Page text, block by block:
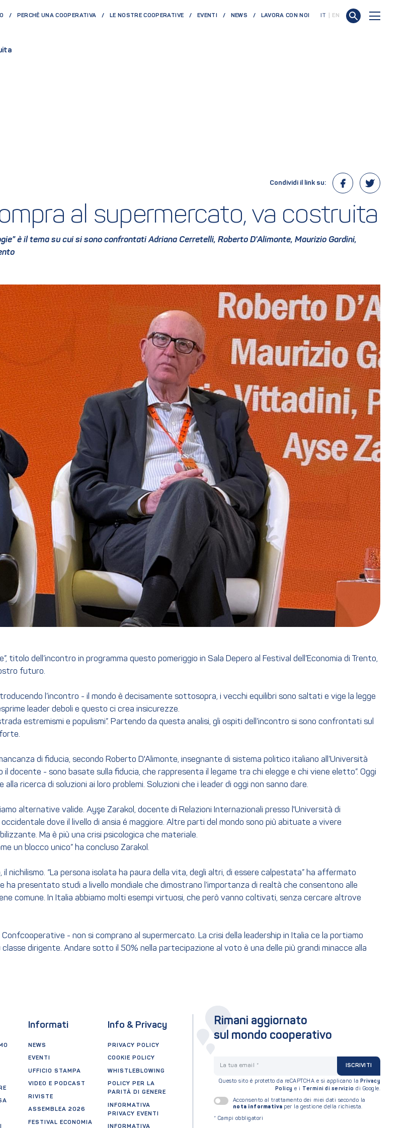
PERCHÈ UNA COOPERATIVA LE NOSTRE COOPERATIVE EVENTI NEWS LAVORA CON NOI IT EN
Condividi il link su:
al supermercato, va costruita
è il tema su cui si sono confrontati Adriana Cerretelli, Roberto D'Alimonte, Maurizio Gardini,
titolo dell’incontro in programma questo pomeriggio in Sala Depero al Festival dell’Economia di Trento,
futuro.
l’incontro - il mondo è decisamente sottosopra, i vecchi equilibri sono saltati e vige la legge
leader deboli e questo ci crea insicurezze.
estremismi e populismi”. Partendo da questa analisi, gli ospiti dell’incontro si sono confrontati sul
di fiducia, secondo Roberto D'Alimonte, insegnante di sistema politico italiano all’Università
docente - sono basate sulla fiducia, che rappresenta il legame tra chi elegge e chi viene eletto”. Oggi
ricerca di soluzioni ai loro problemi. Soluzioni che i leader di oggi non sanno dare.
alternative valide. Ayşe Zarakol, docente di Relazioni Internazionali presso l'Università di
dove il livello di ansia é maggiore. Altre parti del mondo sono più abituate a vivere
Ma è più una crisi psicologica che materiale.
un blocco unico” ha concluso Zarakol.
il nichilismo. “La persona isolata ha paura della vita, degli altri, di essere calpestata” ha affermato
ha presentato studi a livello mondiale che dimostrano l’importanza di realtà che consentono alle
comune. In Italia abbiamo molti esempi virtuosi, che però vanno coltivati, senza cercare altrove
- non si comprano al supermercato. La crisi della leadership in Italia ce la portiamo
dirigente. Andare sotto il 50% nella partecipazione al voto è una delle più grandi minacce alla
Informati
NEWS
EVENTI
UFFICIO STAMPA
VIDEO E PODCAST
RIVISTE
ASSEMBLEA 2026
FESTIVAL ECONOMIA
Info & Privacy
PRIVACY POLICY
COOKIE POLICY
WHISTLEBLOWING
POLICY PER LA
PARITÀ DI GENERE
INFORMATIVA
PRIVACY EVENTI
INFORMATIVA
Rimani aggiornato
sul mondo cooperativo
ISCRIVITI
Questo sito è protetto da reCAPTCHA e si applicano la Privacy
Policy e i Termini di servizio di Google.
Acconsento al trattamento dei miei dati secondo la
nota informativa per la gestione della richiesta.
* Campi obbligatori